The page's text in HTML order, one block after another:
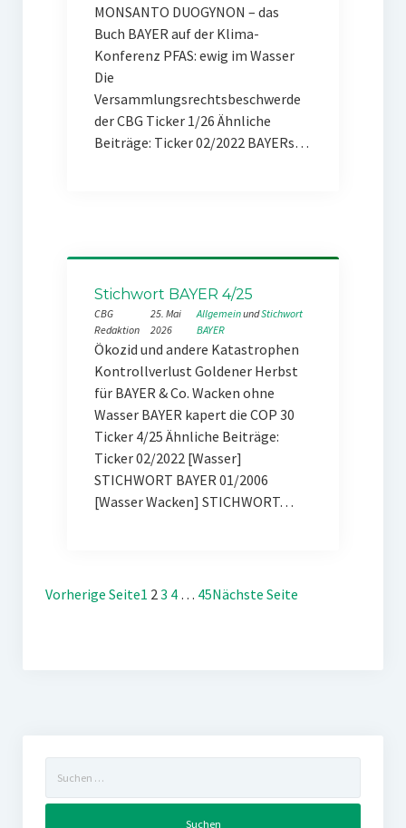
MONSANTO DUOGYNON – das
Buch BAYER auf der Klima-
Konferenz PFAS: ewig im Wasser
Die
Versammlungsrechtsbeschwerde
der CBG Ticker 1/26 Ähnliche
Beiträge: Ticker 02/2022 BAYERs…
Stichwort BAYER 4/25
CBG
Redaktion
25. Mai
2026
Allgemein und Stichwort
BAYER
Ökozid und andere Katastrophen
Kontrollverlust Goldener Herbst
für BAYER & Co. Wacken ohne
Wasser BAYER kapert die COP 30
Ticker 4/25 Ähnliche Beiträge:
Ticker 02/2022 [Wasser]
STICHWORT BAYER 01/2006
[Wasser Wacken] STICHWORT…
Vorherige Seite1 23 4 … 45Nächste Seite
nach: